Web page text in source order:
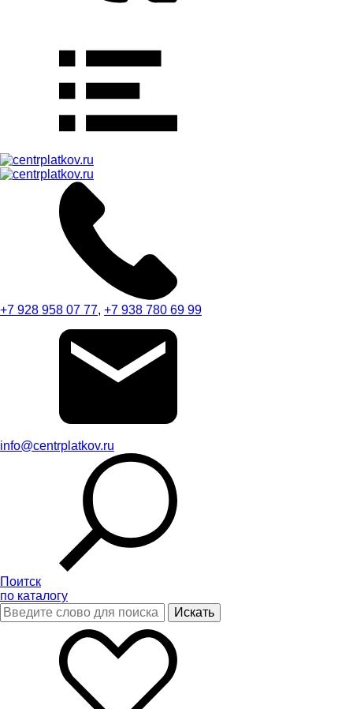
+7 928 958 07 77, +7 938 780 69 99
info@centrplatkov.ru
Поитск
по каталогу